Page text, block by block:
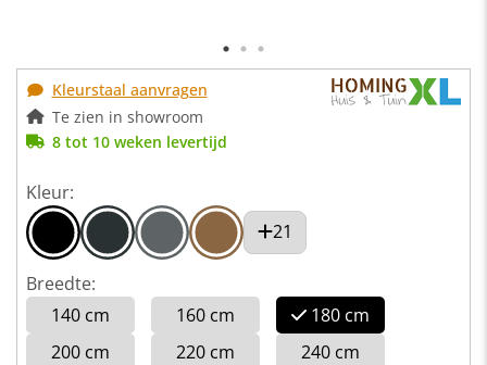
Kleurstaal aanvragen
Te zien in showroom
8 tot 10 weken levertijd
Kleur:
21
Breedte:
140 cm
160 cm
180 cm
200 cm
220 cm 240 cm